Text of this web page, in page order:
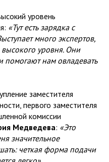
уровень
«Тут есть зарядка с
много экспертов,
уровня. Они
помогают нам овладевать
заместителя
первого заместителя
комиссии
Медведева: «Это
значительное
четкая форма подачи